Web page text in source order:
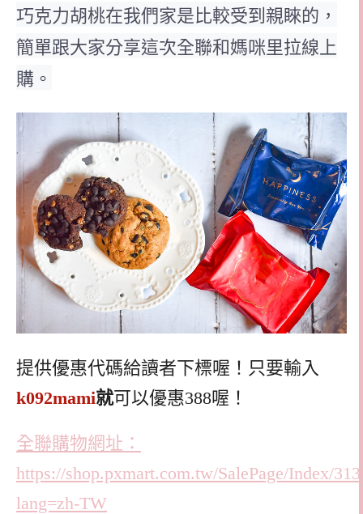
巧克力胡桃在我們家是比較受到親睞的，
簡單跟大家分享這次全聯和媽咪里拉線上
購。
提供優惠代碼給讀者下標喔！只要輸入
k092mami就可以優惠388喔！
全聯購物網址：
https://shop.pxmart.com.tw/SalePage/Index/
lang=zh-TW